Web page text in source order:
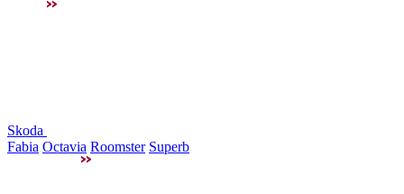
Skoda
Fabia Octavia Roomster Superb